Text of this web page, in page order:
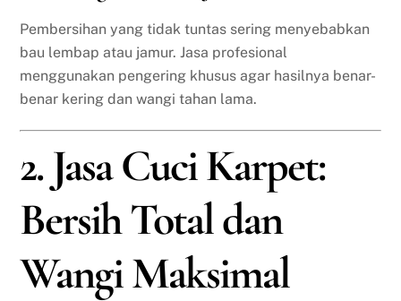
Pembersihan yang tidak tuntas sering menyebabkan
bau lembap atau jamur. Jasa profesional
menggunakan pengering khusus agar hasilnya benar-
benar kering dan wangi tahan lama.
2. Jasa Cuci Karpet:
Bersih Total dan
Wangi Maksimal